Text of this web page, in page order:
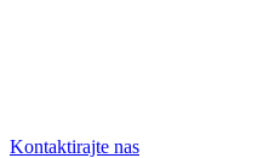
Kontaktirajte nas